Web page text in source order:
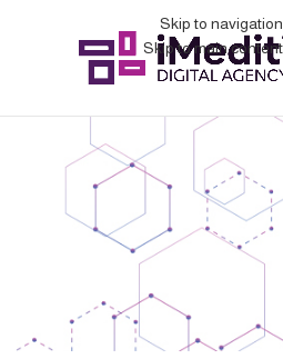
Skip to navigation
Skip to main content